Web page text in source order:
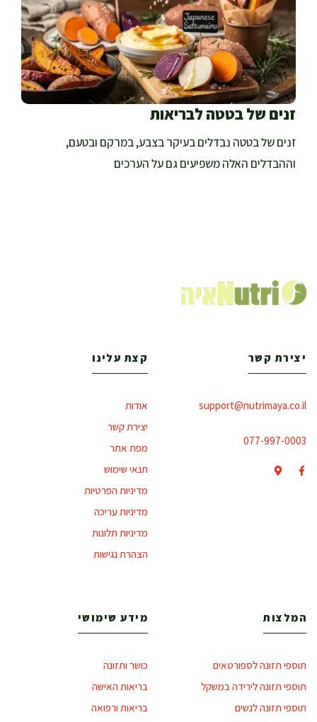
זנים של בטטה לבריאות
זנים של בטטה נבדלים בעיקר בצבע, במרקם ובטעם,
וההבדלים האלה משפיעים גם על הערכים
יצירת קשר
support@nutrimaya.co.il
077-997-0003
קצת עלינו
אודות
יצירת קשר
מפת אתר
תנאי שימוש
מדיניות הפרטיות
מדיניות עריכה
מדיניות תלונות
הצהרת נגישות
המלצות
תוספי תזונה לספורטאים
תוספי תזונה לירידה במשקל
תוספי תזונה לנשים
מידע שימושי
כושר ותזונה
בריאות האישה
בריאות ורפואה